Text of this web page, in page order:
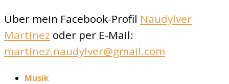
Über mein Facebook-Profil Naudylver
Martinez oder per E-Mail:
martinez.naudylver@gmail.com
Musik